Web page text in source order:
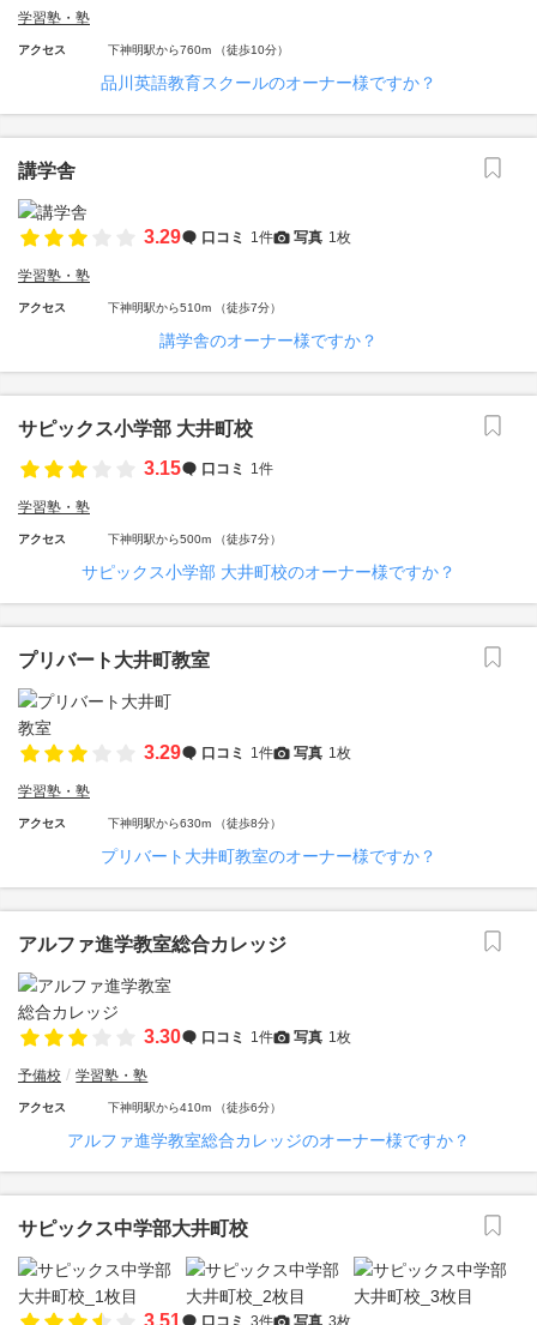
学習塾・塾
アクセス 下神明駅から760m （徒歩10分）
品川英語教育スクールのオーナー様ですか？
講学舎
3.29 口コミ 1件 写真 1枚
学習塾・塾
アクセス 下神明駅から510m （徒歩7分）
講学舎のオーナー様ですか？
サピックス小学部 大井町校
3.15
口コミ 1件
学習塾・塾
アクセス 下神明駅から500m （徒歩7分）
サピックス小学部 大井町校のオーナー様ですか？
プリバート大井町教室
3.29 口コミ 1件 写真 1枚
学習塾・塾
アクセス 下神明駅から630m （徒歩8分）
プリバート大井町教室のオーナー様ですか？
アルファ進学教室総合カレッジ
3.30 口コミ 1件 写真 1枚
予備校 学習塾・塾
アクセス 下神明駅から410m （徒歩6分）
アルファ進学教室総合カレッジのオーナー様ですか？
サピックス中学部大井町校
3.51 口コミ 3件 写真 3枚